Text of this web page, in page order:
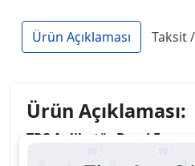
Ürün Açıklaması Taksit
Ürün Açıklaması:
TPC Aplikatör Bond Fırçası